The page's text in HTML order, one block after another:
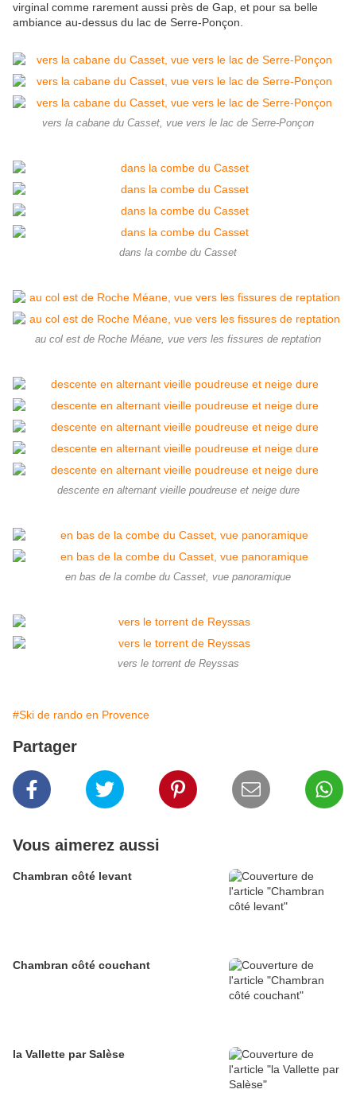
virginal comme rarement aussi près de Gap, et pour sa belle
ambiance au-dessus du lac de Serre-Ponçon.
vers la cabane du Casset, vue vers le lac de Serre-Ponçon
dans la combe du Casset
au col est de Roche Méane, vue vers les fissures de reptation
descente en alternant vieille poudreuse et neige dure
en bas de la combe du Casset, vue panoramique
vers le torrent de Reyssas
#Ski de rando en Provence
Partager
Vous aimerez aussi
Chambran côté levant
Chambran côté couchant
la Vallette par Salèse